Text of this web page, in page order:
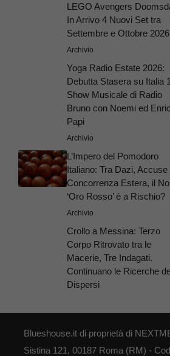
LEGO Avengers
In Arrivo 4 Nuovi Set tra
Settembre e Ottobre 2026
Archivio
Yoga Radio Estate 2026:
Debutta Stasera su Italia
Show Musicale di Radio
Bruno con Noemi ed
Papi
Archivio
L’Impero del Pomodoro
Italiano: Tra Dazi, Accuse
Concorrenza Estera, il
‘Oro Rosso’ è a Rischio?
Archivio
Crollo a Messina: Terzo
Corpo Ritrovato tra le
Macerie, Tre Indagati.
Continuano le Ricerche
Dispersi
Blueshouse.it di proprietà di
Sistina 121, 00187 Roma (RM) -